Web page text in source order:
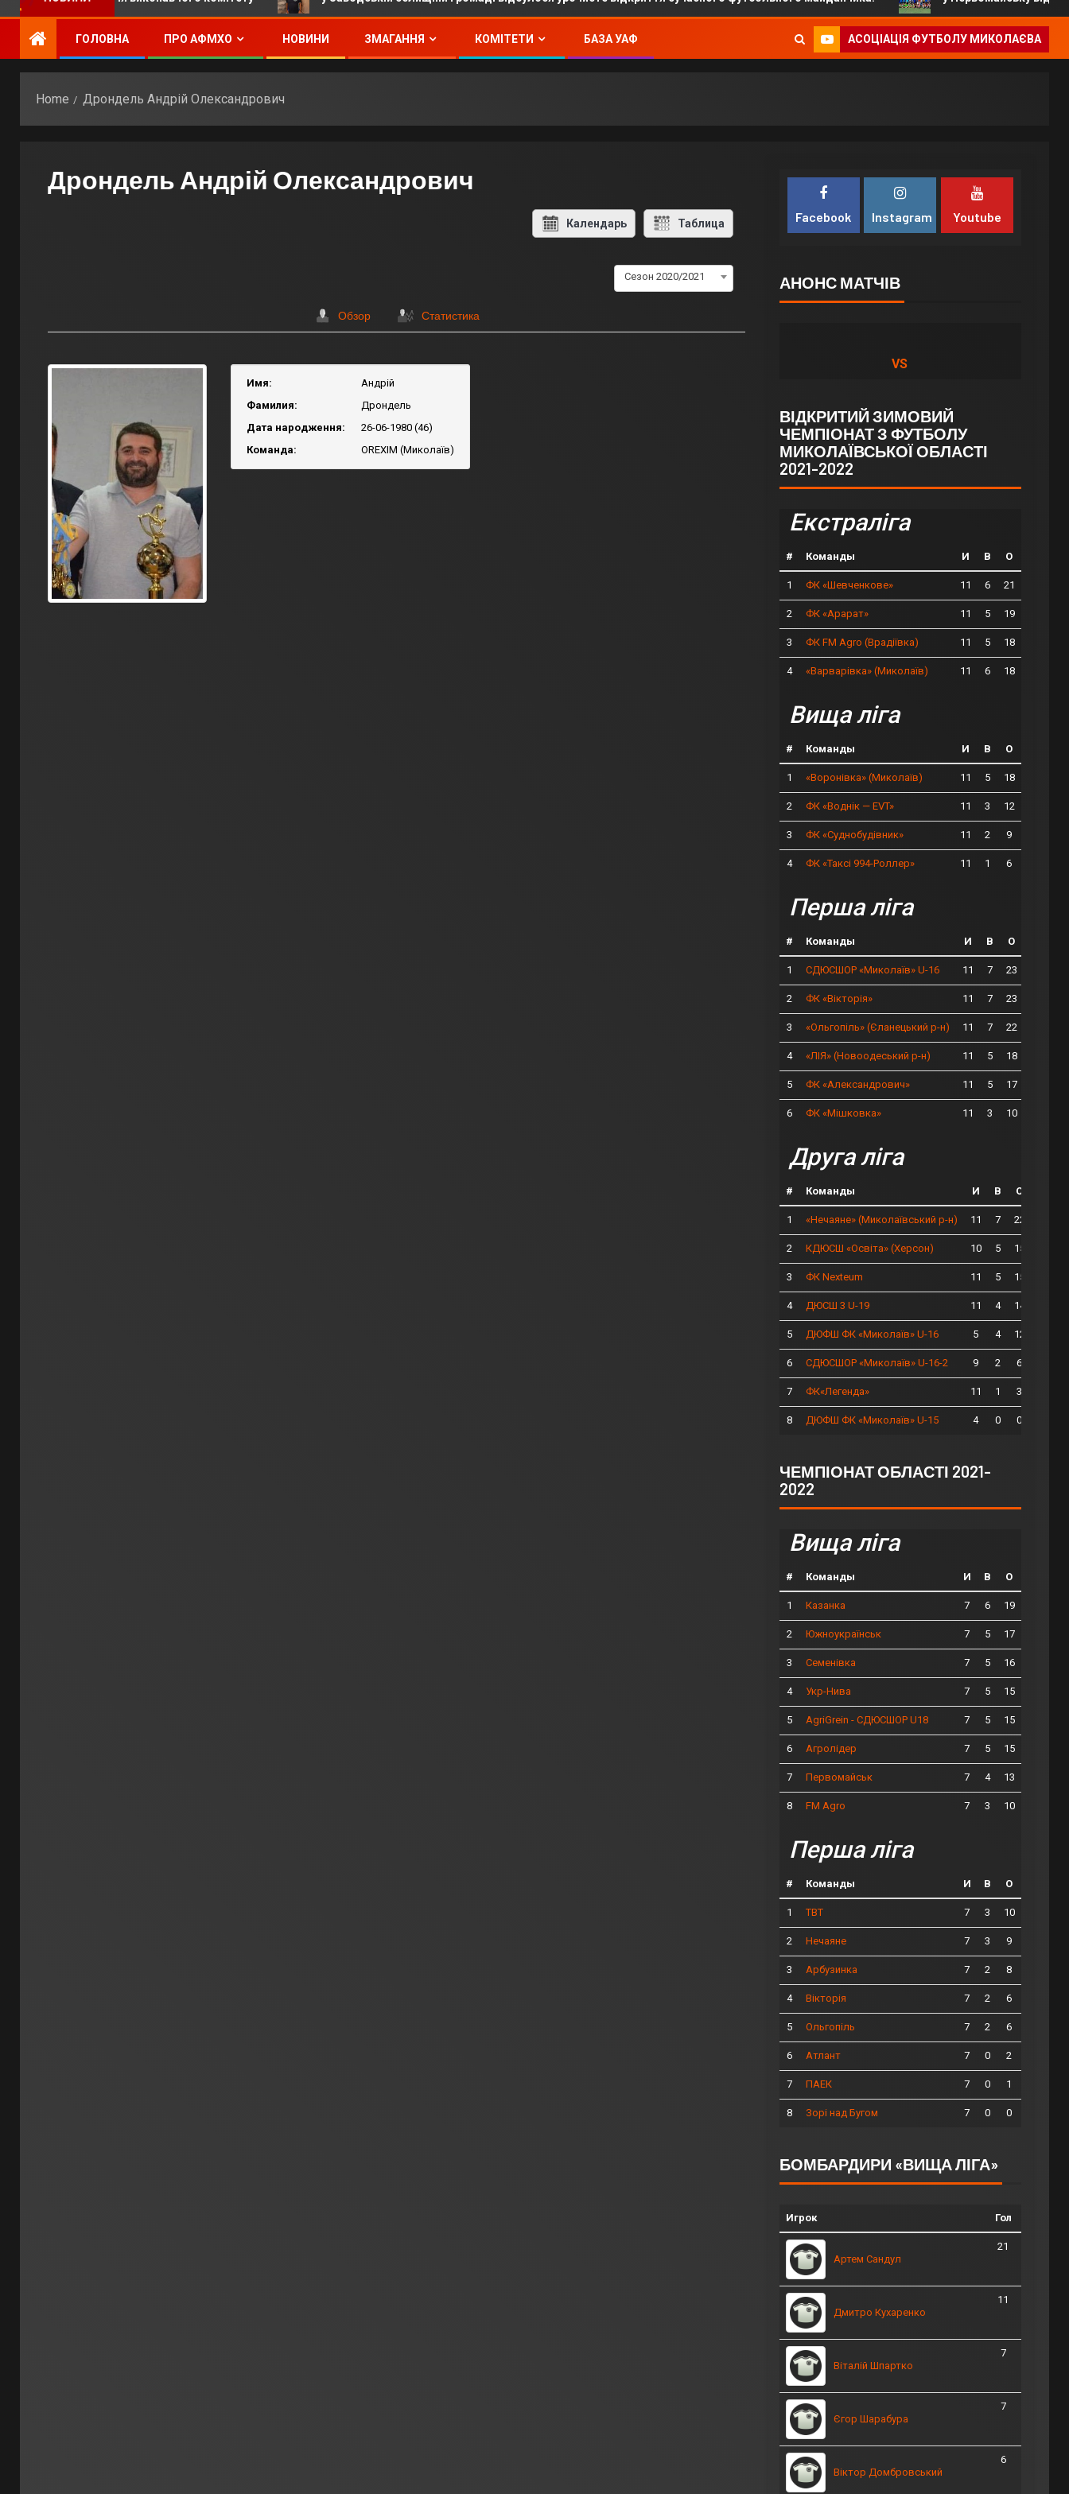
ГОЛОВНА ПРО АФМХО НОВИНИ ЗМАГАННЯ КОМІТЕТИ БАЗА УАФ АСОЦІАЦІЯ ФУТБОЛУ МИКОЛАЄВА
Home Дрондель Андрій Олександрович
Дрондель Андрій Олександрович
Календарь Таблица
Сезон 2020/2021
Обзор Статистика
Имя:
Андрій
Фамилия:
Дрондель
Дата народження:
26-06-1980 (46)
Команда:
OREXIM (Миколаїв)
Facebook Instagram Youtube
АНОНС МАТЧІВ
VS
ВІДКРИТИЙ ЗИМОВИЙ
ЧЕМПІОНАТ З ФУТБОЛУ
МИКОЛАЇВСЬКОЇ ОБЛАСТІ
2021-2022
Екстраліга
# Команды И В О
1 ФК «Шевченкове» 11 6 21
2 ФК «Арарат» 11 5 19
3 ФК FM Agro (Врадіївка) 11 5 18
4 «Варварівка» (Миколаїв) 11 6 18
Вища ліга
# Команды И В О
1 «Воронівка» (Миколаїв) 11 5 18
2 ФК «Воднік — EVT» 11 3 12
3 ФК «Суднобудівник» 11 2 9
4 ФК «Таксі 994-Роллер» 11 1 6
Перша ліга
# Команды И В О
1 СДЮСШОР «Миколаїв» U-16 11 7 23
2 ФК «Вікторія» 11 7 23
3 «Ольгопіль» (Єланецький р-н) 11 7 22
4 «ЛІЯ» (Новоодеський р-н) 11 5 18
5 ФК «Александрович» 11 5 17
6 ФК «Мішковка» 11 3 10
Друга ліга
# Команды И В О
1 «Нечаяне» (Миколаївський р-н) 11 7 22
2 КДЮСШ «Освіта» (Херсон) 10 5 15
3 ФК Nexteum 11 5 15
4 ДЮСШ 3 U-19 11 4 14
5 ДЮФШ ФК «Миколаїв» U-16 5 4 12
6 СДЮСШОР «Миколаїв» U-16-2 9 2 6
7 ФК«Легенда» 11 1 3
8 ДЮФШ ФК «Миколаїв» U-15 4 0 0
ЧЕМПІОНАТ ОБЛАСТІ 2021-
2022
Вища ліга
# Команды И В О
1 Казанка 7 6 19
2 Южноукраїнськ 7 5 17
3 Семенівка 7 5 16
4 Укр-Нива 7 5 15
5 AgriGrein - СДЮСШОР U18 7 5 15
6 Агролідер 7 5 15
7 Первомайськ 7 4 13
8 FM Agro 7 3 10
Перша ліга
# Команды И В О
1 ТВТ 7 3 10
2 Нечаяне 7 3 9
3 Арбузинка 7 2 8
4 Вікторія 7 2 6
5 Ольгопіль 7 2 6
6 Атлант 7 0 2
7 ПАЕК 7 0 1
8 Зорі над Бугом 7 0 0
БОМБАРДИРИ «ВИЩА ЛІГА»
Игрок Гол
Артем Сандул
21
Дмитро Кухаренко
11
Віталій Шпартко
7
Єгор Шарабура
7
Віктор Домбровський
6